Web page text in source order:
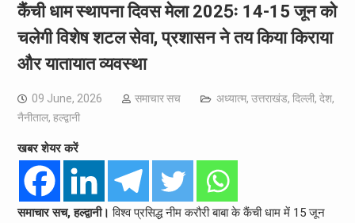
कैंची धाम स्थापना दिवस मेला 2025ः 14-15 जून को
चलेगी विशेष शटल सेवा, प्रशासन ने तय किया किराया
और यातायात व्यवस्था
09 June, 2026 समाचार सच अध्यात्म, उत्तराखंड, दिल्ली, देश,
नैनीताल, हल्द्वानी
खबर शेयर करें
समाचार सच, हल्द्वानी। विश्व प्रसिद्ध नीम करौरी बाबा के कैंची धाम में 15 जून